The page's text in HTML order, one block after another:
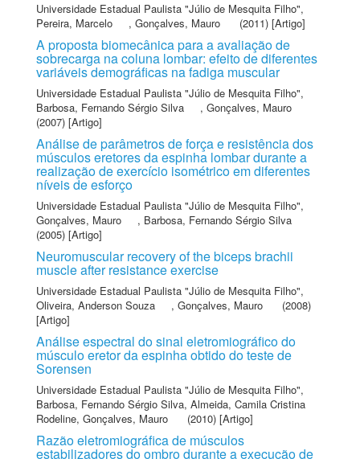
Universidade Estadual Paulista "Júlio de Mesquita Filho",
Pereira, Marcelo
, Gonçalves, Mauro (2011) [Artigo]
A proposta biomecânica para a avaliação de
sobrecarga na coluna lombar: efeito de diferentes
variáveis demográficas na fadiga muscular
Universidade Estadual Paulista "Júlio de Mesquita Filho",
Barbosa, Fernando Sérgio Silva
, Gonçalves, Mauro
(2007) [Artigo]
Análise de parâmetros de força e resistência dos
músculos eretores da espinha lombar durante a
realização de exercício isométrico em diferentes
níveis de esforço
Universidade Estadual Paulista "Júlio de Mesquita Filho",
Gonçalves, Mauro
, Barbosa, Fernando Sérgio Silva
(2005) [Artigo]
Neuromuscular recovery of the biceps brachii
muscle after resistance exercise
Universidade Estadual Paulista "Júlio de Mesquita Filho",
Oliveira, Anderson Souza
, Gonçalves, Mauro
(2008)
[Artigo]
Análise espectral do sinal eletromiográfico do
músculo eretor da espinha obtido do teste de
Sorensen
Universidade Estadual Paulista "Júlio de Mesquita Filho",
Barbosa, Fernando Sérgio Silva, Almeida, Camila Cristina
Rodeline, Gonçalves, Mauro (2010) [Artigo]
Razão eletromiográfica de músculos
estabilizadores do ombro durante a execução de